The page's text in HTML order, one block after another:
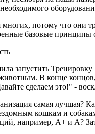
многих, потому что они
базовые принципы
запустить
В конце
сделаем это!" -
самая лучшая?
кошкам и
например, А+ и А?